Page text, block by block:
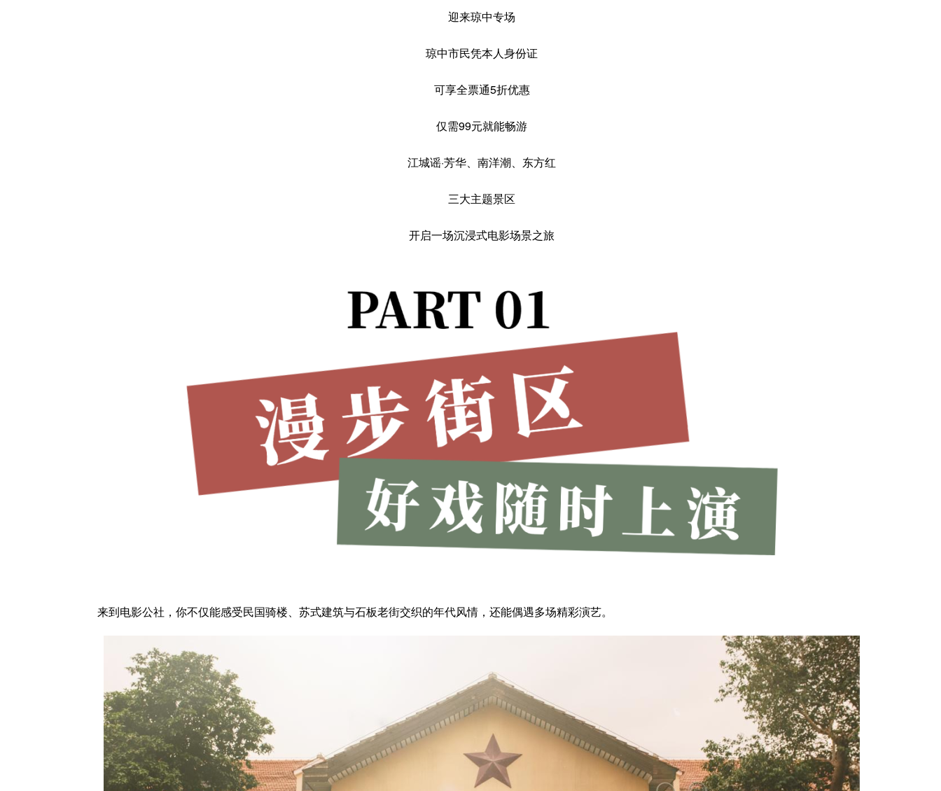
迎来琼中专场
琼中市民凭本人身份证
可享全票通5折优惠
仅需99元就能畅游
江城谣·芳华、南洋潮、东方红
三大主题景区
开启一场沉浸式电影场景之旅
来到电影公社，你不仅能感受民国骑楼、苏式建筑与石板老街交织的年代风情，还能偶遇多场精彩演艺。